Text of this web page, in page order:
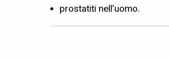
prostatiti nell’uomo.